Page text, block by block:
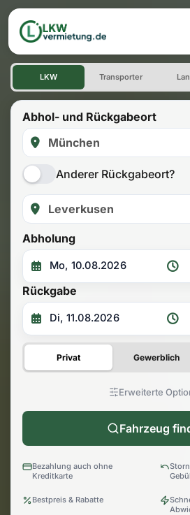
LKW mieten:
LKW Transporter
Abhol- und Rückgabeort
Anderer Rückgabeort?
Abholung
Rückgabe
Privat Gewerblich
Erweiterte
Fahrzeug
Bezahlung auch ohne
Kreditkarte
Bestpreis & Rabatte